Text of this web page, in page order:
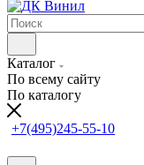
Каталог
По всему сайту
По каталогу
+7(495)245-55-10